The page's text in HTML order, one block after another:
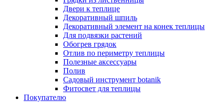
Двери к теплице
Декоративный шпиль
Декоративный элемент на конек теплицы
Для подвязки растений
Обогрев грядок
Отлив по периметру теплицы
Полезные аксессуары
Полив
Садовый инструмент botanik
Фитосвет для теплицы
Покупателю